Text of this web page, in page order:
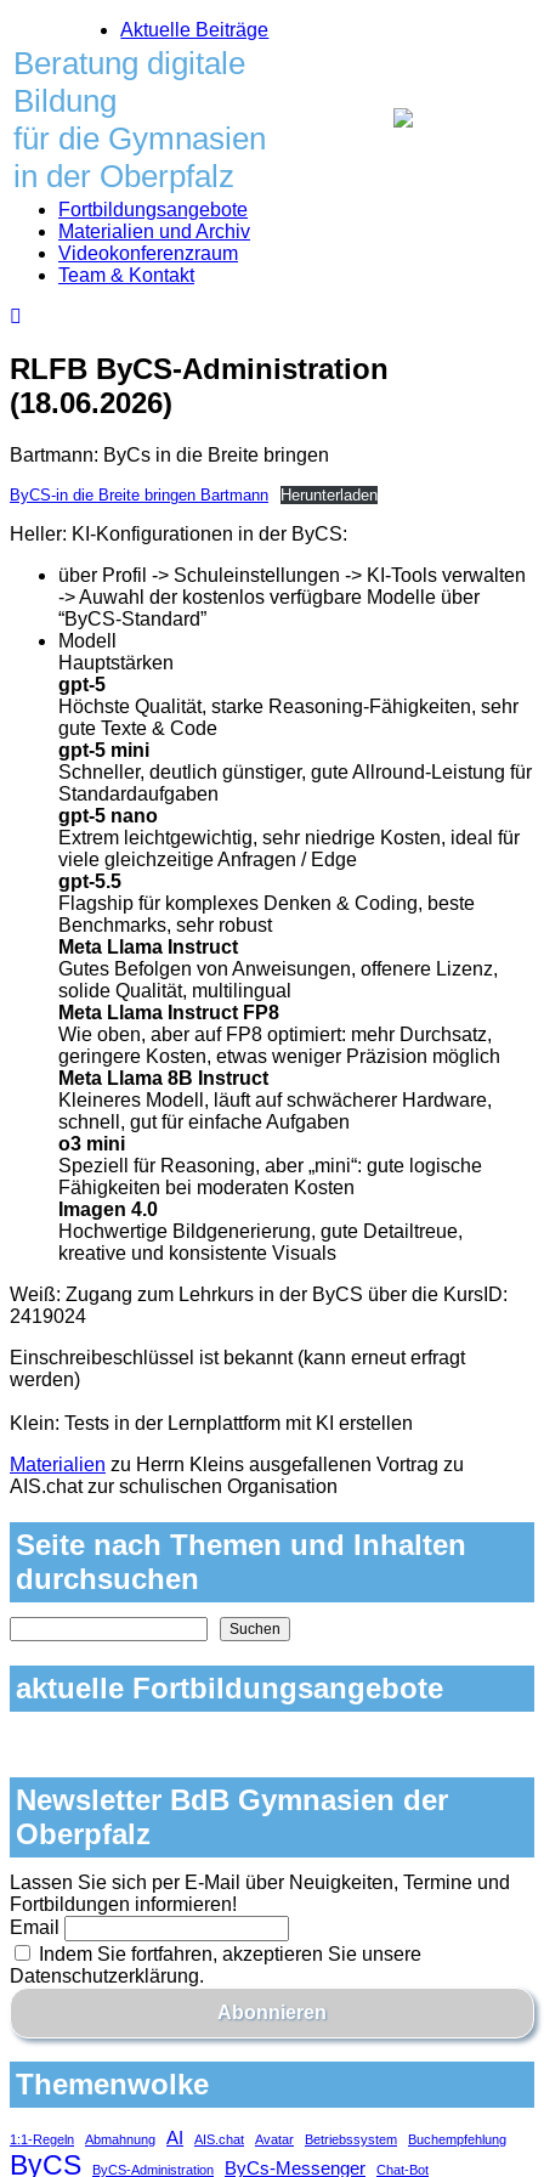
to
content
Beratung digitale
Bildung
für die Gymnasien
in der Oberpfalz
Aktuelle Beiträge
Fortbildungsangebote
Materialien und Archiv
Videokonferenzraum
Team & Kontakt
RLFB ByCS-Administration
(18.06.2026)
Bartmann: ByCs in die Breite bringen
ByCS-in die Breite bringen Bartmann Herunterladen
Heller: KI-Konfigurationen in der ByCS:
über Profil -> Schuleinstellungen -> KI-Tools verwalten
-> Auwahl der kostenlos verfügbare Modelle über
“ByCS-Standard”
Modell
Hauptstärken
gpt‑5
Höchste Qualität, starke Reasoning‑Fähigkeiten, sehr
gute Texte & Code
gpt‑5 mini
Schneller, deutlich günstiger, gute Allround‑Leistung für
Standardaufgaben
gpt‑5 nano
Extrem leichtgewichtig, sehr niedrige Kosten, ideal für
viele gleichzeitige Anfragen / Edge
gpt‑5.5
Flagship für komplexes Denken & Coding, beste
Benchmarks, sehr robust
Meta Llama Instruct
Gutes Befolgen von Anweisungen, offenere Lizenz,
solide Qualität, multilingual
Meta Llama Instruct FP8
Wie oben, aber auf FP8 optimiert: mehr Durchsatz,
geringere Kosten, etwas weniger Präzision möglich
Meta Llama 8B Instruct
Kleineres Modell, läuft auf schwächerer Hardware,
schnell, gut für einfache Aufgaben
o3 mini
Speziell für Reasoning, aber „mini“: gute logische
Fähigkeiten bei moderaten Kosten
Imagen 4.0
Hochwertige Bildgenerierung, gute Detailtreue,
kreative und konsistente Visuals
Weiß: Zugang zum Lehrkurs in der ByCS über die KursID:
2419024
Einschreibeschlüssel ist bekannt (kann erneut erfragt
werden)
Klein: Tests in der Lernplattform mit KI erstellen
Materialien zu Herrn Kleins ausgefallenen Vortrag zu
AIS.chat zur schulischen Organisation
Seite nach Themen und Inhalten
durchsuchen
Nach Themen und Inhalten auf der Seite suchen
Suchen
aktuelle Fortbildungsangebote
Newsletter BdB Gymnasien der
Oberpfalz
Lassen Sie sich per E-Mail über Neuigkeiten, Termine und
Fortbildungen informieren!
Email
Indem Sie fortfahren, akzeptieren Sie unsere
Datenschutzerklärung.
Themenwolke
1:1-Regeln Abmahnung AI AIS.chat Avatar Betriebssystem Buchempfehlung
ByCS ByCS-Administration ByCs-Messenger Chat-Bot